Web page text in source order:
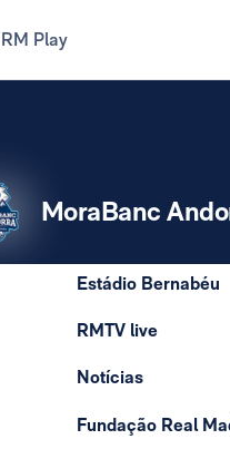
RM Play
MoraBanc
Estádio Bernabéu
RMTV live
Notícias
Fundação Real